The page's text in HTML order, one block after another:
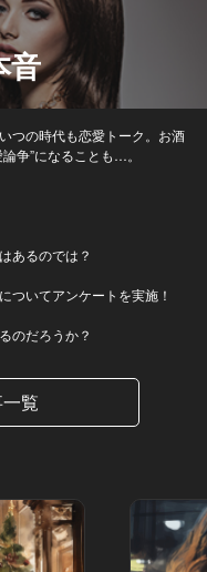
音
つの時代も恋愛トーク。お酒
争”になることも…。
あるのでは？
ついてアンケートを実施！
のだろうか？
覧